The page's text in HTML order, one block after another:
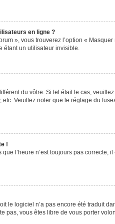
en ligne ?
», vous trouverez l’option «
étant un utilisateur invisible.
du vôtre. Si tel était le cas,
Veuillez noter que le réglage du
!
l’heure n’est toujours pas
le logiciel n’a pas encore été traduit
pas, vous êtes libre de vous porter